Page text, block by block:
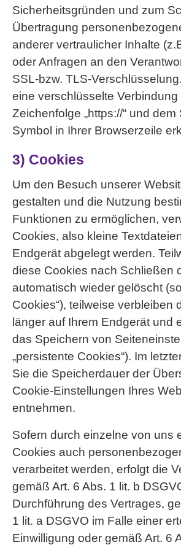
Sicherheitsgründen und zum
Übertragung
anderer vertraulicher Inhalte
oder Anfragen an den
SSL-bzw. TLS-
eine verschlüsselte Verbindung
Zeichenfolge „https://“ und dem
Symbol in Ihrer Browserzeile
3) Cookies
Um den Besuch unserer
gestalten und die Nutzung
Funktionen zu ermöglichen,
Cookies, also kleine
Endgerät abgelegt werden.
diese Cookies nach Schließen
automatisch wieder gelöscht
Cookies“), teilweise verbleiben
länger auf Ihrem Endgerät und
das Speichern von
„persistente Cookies“). Im
Sie die Speicherdauer der
Cookie-Einstellungen Ihres
entnehmen.
Sofern durch einzelne von uns
Cookies auch
verarbeitet werden, erfolgt die
gemäß Art. 6 Abs. 1 lit. b
Durchführung des Vertrages,
1 lit. a DSGVO im Falle einer
Einwilligung oder gemäß Art. 6